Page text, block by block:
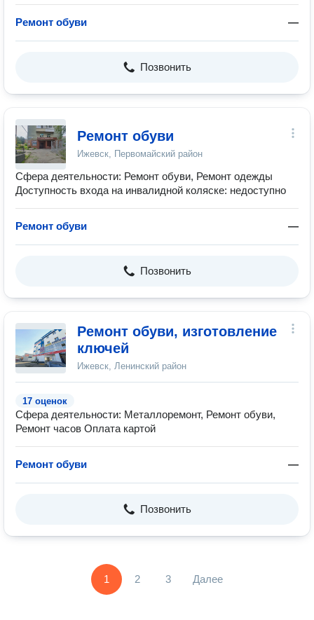
Ремонт обуви —
Позвонить
Ремонт обуви
Ижевск, Первомайский район
Сфера деятельности: Ремонт обуви, Ремонт одежды
Доступность входа на инвалидной коляске: недоступно
Ремонт обуви —
Позвонить
Ремонт обуви, изготовление
ключей
Ижевск, Ленинский район
17 оценок
Сфера деятельности: Металлоремонт, Ремонт обуви,
Ремонт часов Оплата картой
Ремонт обуви —
Позвонить
1 2 3 Далее